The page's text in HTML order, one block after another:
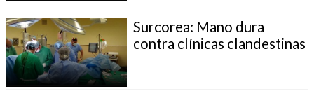
Surcorea: Mano dura
contra clínicas clandestinas